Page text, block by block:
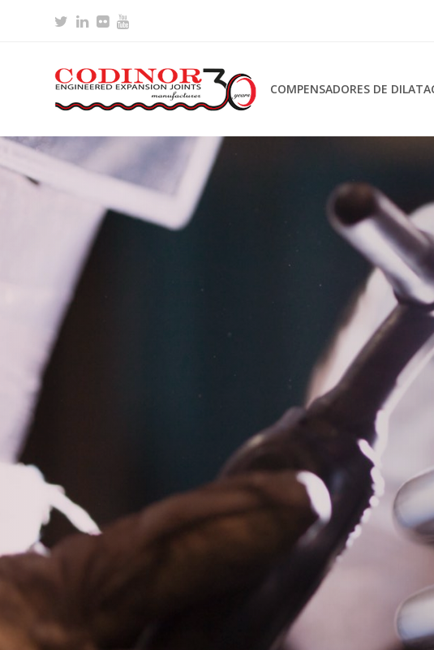
Twitter
LinkedIn
FlickrYoutube
COMPENSADORES DE